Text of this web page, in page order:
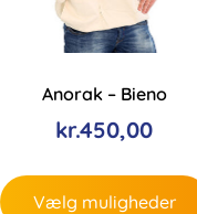
Anorak – Bieno
kr.450,00
Vælg muligheder